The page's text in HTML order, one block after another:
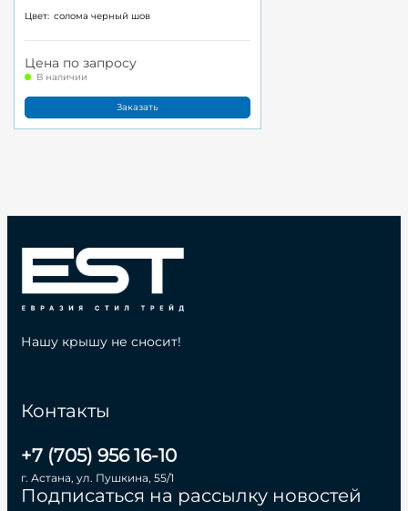
Цвет: солома черный шов
Цена по запросу
В наличии
Заказать
Контакты
+7 (705) 956 16-10
г. Астана, ул. Пушкина, 55/1
Подписаться на рассылку новостей
Нашу крышу не сносит!